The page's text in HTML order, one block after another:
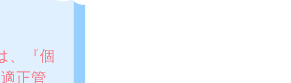
、『個
正管